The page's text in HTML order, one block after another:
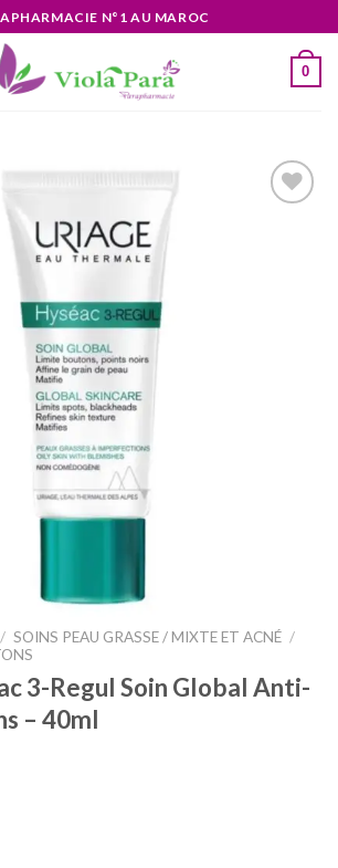
N°1 AU MAROC
0
/ SOINS PEAU GRASSE / MIXTE ET ACNÉ /
3-Regul Soin Global Anti-
– 40ml